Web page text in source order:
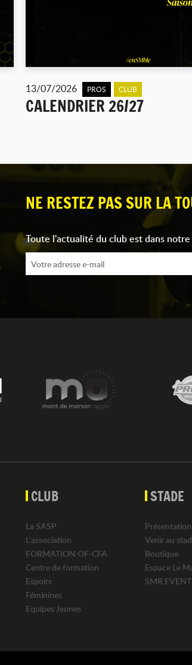
13/07/2026 PROS CLUB
CALENDRIER 26/27
NE RESTEZ PAS SUR LA
Toute l'actualité du club est dans
CLUB
La SASP
L'association
FORMATION OF-CFA
Centre de formation
Espoirs
Féminines
Equipes Jeunes
STADE
Présentation
Venir au
Boutique
Espace Le
SMR